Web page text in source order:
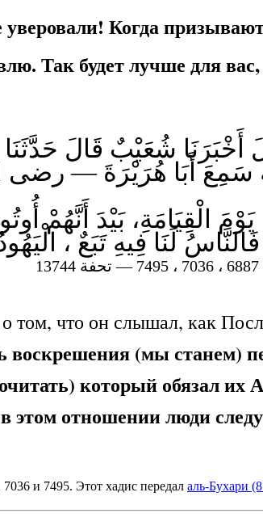
Когда
Так будет лучше для
أَخْبَرَنَا شُعَيْبٌ قَالَ
سَمِعَ أَبَا هُرَيْرَةَ —
الْقِيَامَةِ، بَيْدَ أَنَّهُمْ
فَالنَّاسُ لَنَا فِيهِ تَبَعٌ ،
что он слышал, как
воскрешения (мы станем)
который обязал их
этом отношении люди
и 7495. Этот хадис передал аль-Бухари